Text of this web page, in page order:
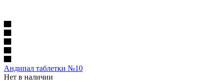
Андипал таблетки №10
Нет в наличии